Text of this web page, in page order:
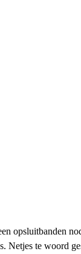
opsluitbanden
Netjes te woord